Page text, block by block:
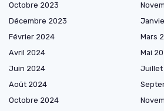
Octobre 2023
Décembre 2023
Février 2024
Mars
Avril 2024
Mai
Juin 2024
Juillet
Août 2024
Octobre 2024